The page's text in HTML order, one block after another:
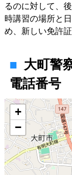
るのに対して、
時講習の場所と
め、新しい免許
大町警
電話番号
地図
+
−